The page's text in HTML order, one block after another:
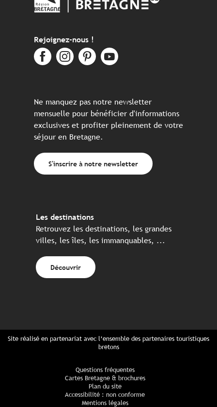
Rejoignez-nous !
Ne manquez pas notre newsletter
mensuelle pour bénéficier d'informations
exclusives et profiter pleinement de votre
séjour en Bretagne.
S'inscrire à notre newsletter
Les destinations
Retrouvez les destinations, les grandes
villes, les îles, les immanquables, ...
Découvrir
Site réalisé en partenariat avec l’ensemble des partenaires touristiques
bretons
Questions fréquentes
Cartes Bretagne & brochures
Plan du site
Accessibilité : non conforme
Mentions légales